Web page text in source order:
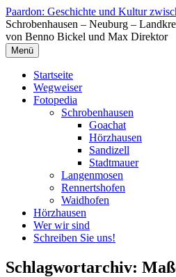
Zum
Inhalt
springen
Paardon: Geschichte und Kultur
Schrobenhausen – Neuburg –
von Benno Bickel und Max Direktor
Menü
Startseite
Wegweiser
Fotopedia
Schrobenhausen
Goachat
Hörzhausen
Sandizell
Stadtmauer
Langenmosen
Rennertshofen
Waidhofen
Hörzhausen
Wer wir sind
Schreiben Sie uns!
Schlagwortarchiv: